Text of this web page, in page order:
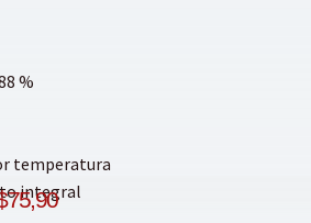
%
temperatura
integral
75,90Current